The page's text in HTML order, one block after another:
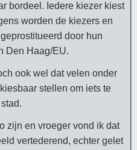
bordeel. Iedere kiezer kiest
worden de kiezers en
door hun
Den Haag/EU.
ook wel dat velen onder
stellen om iets te
zijn en vroeger vond ik dat
vertederend, echter gelet